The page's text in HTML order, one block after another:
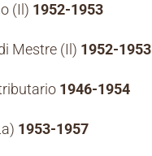
(Il) 1952-1953
Mestre (Il) 1952-1953
1946-1954
1953-1957